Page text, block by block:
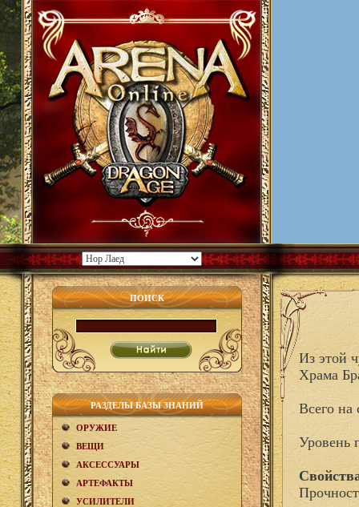
ПОИСК
РАЗДЕЛЫ БАЗЫ ЗНАНИЙ
ОРУЖИЕ
ВЕЩИ
АКCЕСCУАРЫ
АРТЕФАКТЫ
УСИЛИТЕЛИ
Из этой
Храма
Всего на
Уровень